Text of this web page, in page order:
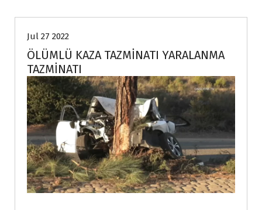
Jul 27 2022
ÖLÜMLÜ KAZA TAZMİNATI YARALANMA
TAZMİNATI